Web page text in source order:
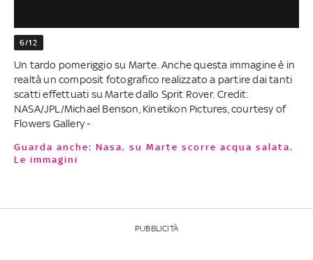
6/12
Un tardo pomeriggio su Marte. Anche questa immagine è in
realtà un composit fotografico realizzato a partire dai tanti
scatti effettuati su Marte dallo Sprit Rover. Credit:
NASA/JPL/Michael Benson, Kinetikon Pictures, courtesy of
Flowers Gallery -
Guarda anche: Nasa, su Marte scorre acqua salata.
Le immagini
PUBBLICITÀ